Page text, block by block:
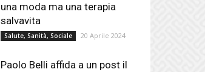
una moda ma una terapia
salvavita
Salute, Sanità, Sociale 20 Aprile 2024
Paolo Belli affida a un post il